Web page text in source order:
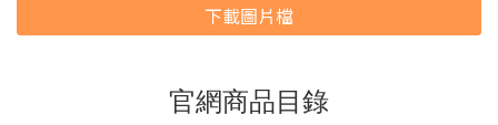
下載圖片檔
官網商品目錄